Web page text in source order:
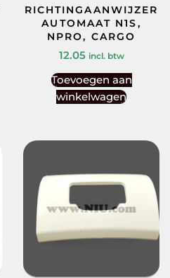
RICHTINGAANWIJZER
AUTOMAAT N1S,
NPRO, CARGO
12.05 incl. btw
Toevoegen aan
winkelwagen